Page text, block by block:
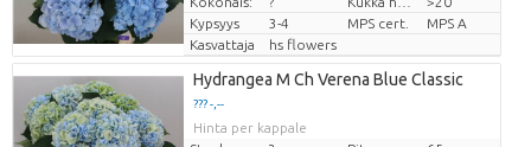
Kypsyys
3-4 MPS cert.
MPS A
Kasvattaja
hs flowers
Hydrangea M Ch Verena Blue Classic
??? -,--
Hinta per kappale